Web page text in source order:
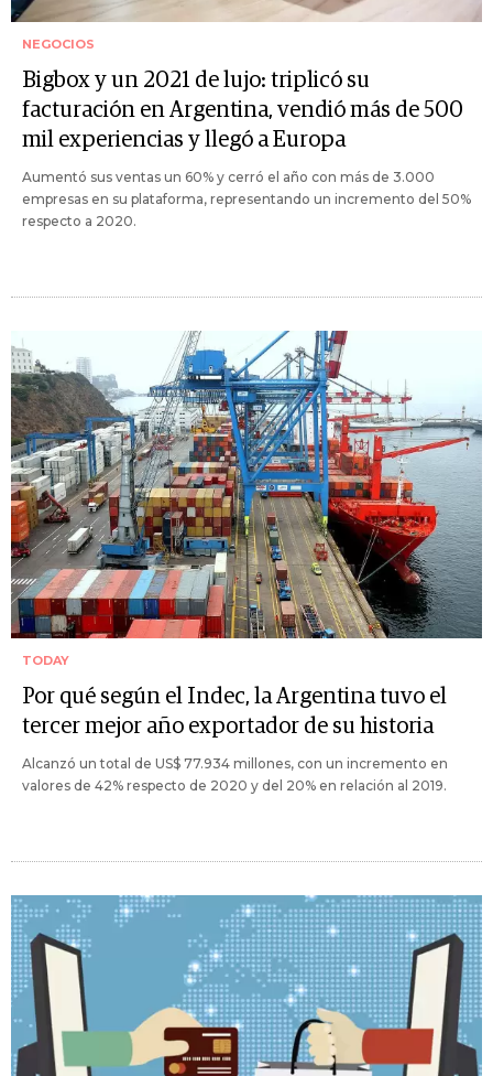
NEGOCIOS
Bigbox y un 2021 de lujo: triplicó su
facturación en Argentina, vendió más de 500
mil experiencias y llegó a Europa
Aumentó sus ventas un 60% y cerró el año con más de 3.000
empresas en su plataforma, representando un incremento del 50%
respecto a 2020.
TODAY
Por qué según el Indec, la Argentina tuvo el
tercer mejor año exportador de su historia
Alcanzó un total de US$ 77.934 millones, con un incremento en
valores de 42% respecto de 2020 y del 20% en relación al 2019.